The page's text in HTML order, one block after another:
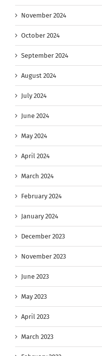
November 2024
October 2024
September 2024
August 2024
July 2024
June 2024
May 2024
April 2024
March 2024
February 2024
January 2024
December 2023
November 2023
June 2023
May 2023
April 2023
March 2023